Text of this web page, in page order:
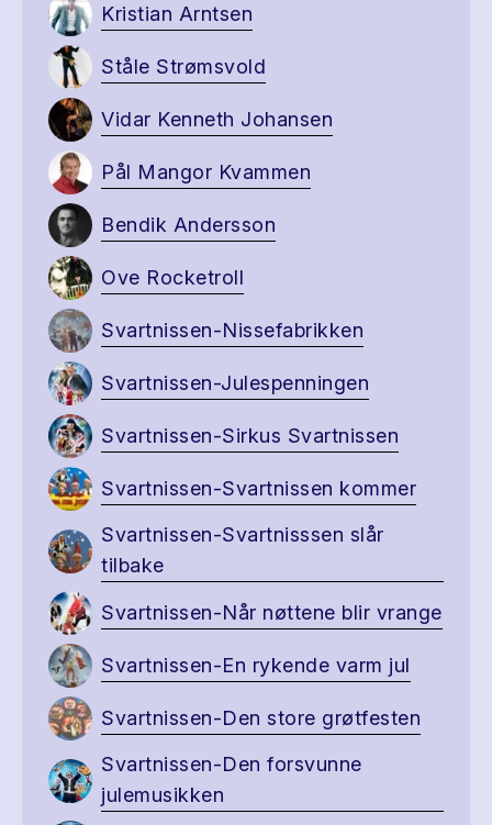
Kristian Arntsen
Ståle Strømsvold
Vidar Kenneth Johansen
Pål Mangor Kvammen
Bendik Andersson
Ove Rocketroll
Svartnissen-Nissefabrikken
Svartnissen-Julespenningen
Svartnissen-Sirkus Svartnissen
Svartnissen-Svartnissen kommer
Svartnissen-Svartnisssen slår
tilbake
Svartnissen-Når nøttene blir vrange
Svartnissen-En rykende varm jul
Svartnissen-Den store grøtfesten
Svartnissen-Den forsvunne
julemusikken